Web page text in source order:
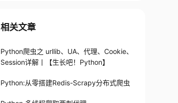
相关文章
Python爬虫之 urllib、UA、代理、Cookie、
Session详解丨【生长吧！Python】
Python:从零搭建Redis-Scrapy分布式爬虫